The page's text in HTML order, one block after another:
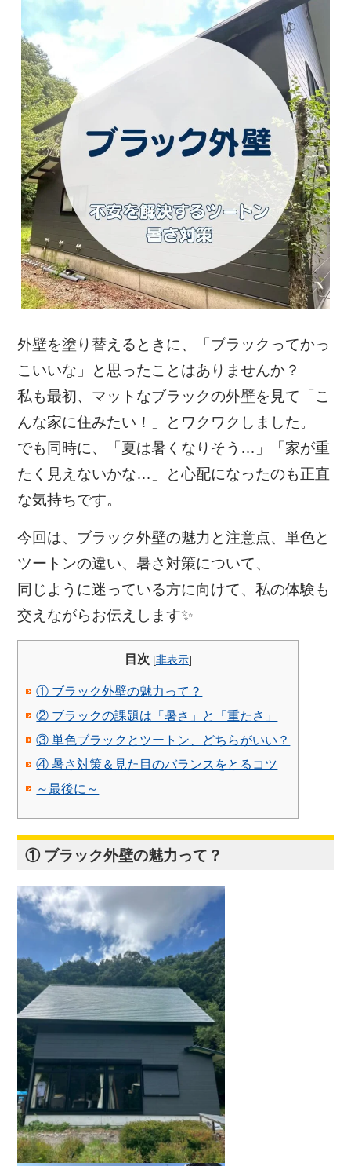
外壁を塗り替えるときに、「ブラックってかっ
こいいな」と思ったことはありませんか？
私も最初、マットなブラックの外壁を見て「こ
んな家に住みたい！」とワクワクしました。
でも同時に、「夏は暑くなりそう…」「家が重
たく見えないかな…」と心配になったのも正直
な気持ちです。
今回は、ブラック外壁の魅力と注意点、単色と
ツートンの違い、暑さ対策について、
同じように迷っている方に向けて、私の体験も
交えながらお伝えします✨
目次 [非表示]
① ブラック外壁の魅力って？
② ブラックの課題は「暑さ」と「重たさ」
③ 単色ブラックとツートン、どちらがいい？
④ 暑さ対策＆見た目のバランスをとるコツ
～最後に～
① ブラック外壁の魅力って？